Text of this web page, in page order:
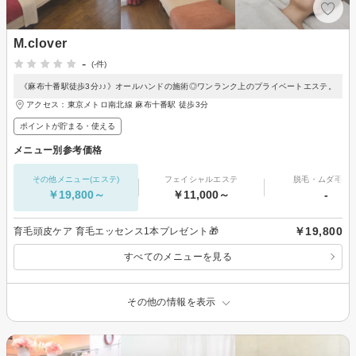
M.clover
-
(-件)
《麻布十番駅徒歩3分♪♪》オールハンドの施術◎ワンランク上のプライベートエステ。
アクセス：東京メトロ南北線 麻布十番駅 徒歩3分
ポイントが貯まる・使える
メニュー別参考価格
その他メニュー(エステ)
￥19,800～
フェイシャルエステ
￥11,000～
脱毛・ムダ毛処
-
育毛頭皮ケア 育毛エッセンス1本プレゼント🎁 ￥19,800
すべてのメニューを見る
その他の情報を表示